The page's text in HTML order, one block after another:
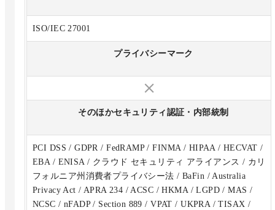
ISO/IEC 27001
プライバシーマーク
そのほかセキュリティ認証・内部統制
PCI DSS / GDPR / FedRAMP / FINMA / HIPAA / HECVAT /
EBA / ENISA / クラウド セキュリティ アライアンス / カリ
フォルニア州消費者プライバシー法 / BaFin / Australia
Privacy Act / APRA 234 / ACSC / HKMA / LGPD / MAS /
NCSC / nFADP / Section 889 / VPAT / UKPRA / TISAX /